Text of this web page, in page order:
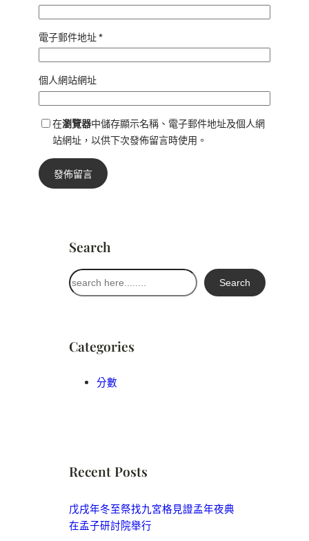
電子郵件地址*
個人網站網址
在瀏覽器中儲存顯示名稱、電子郵件地址及個人網
站網址，以供下次發佈留言時使用。
Search
搜
尋
Search
Categories
分數
Recent Posts
戊戌年冬至祭找九宮格見證孟年夜典
在孟子研討院舉行